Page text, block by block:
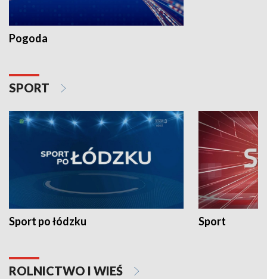
Pogoda
SPORT
Sport po łódzku Sport
ROLNICTWO I WIEŚ